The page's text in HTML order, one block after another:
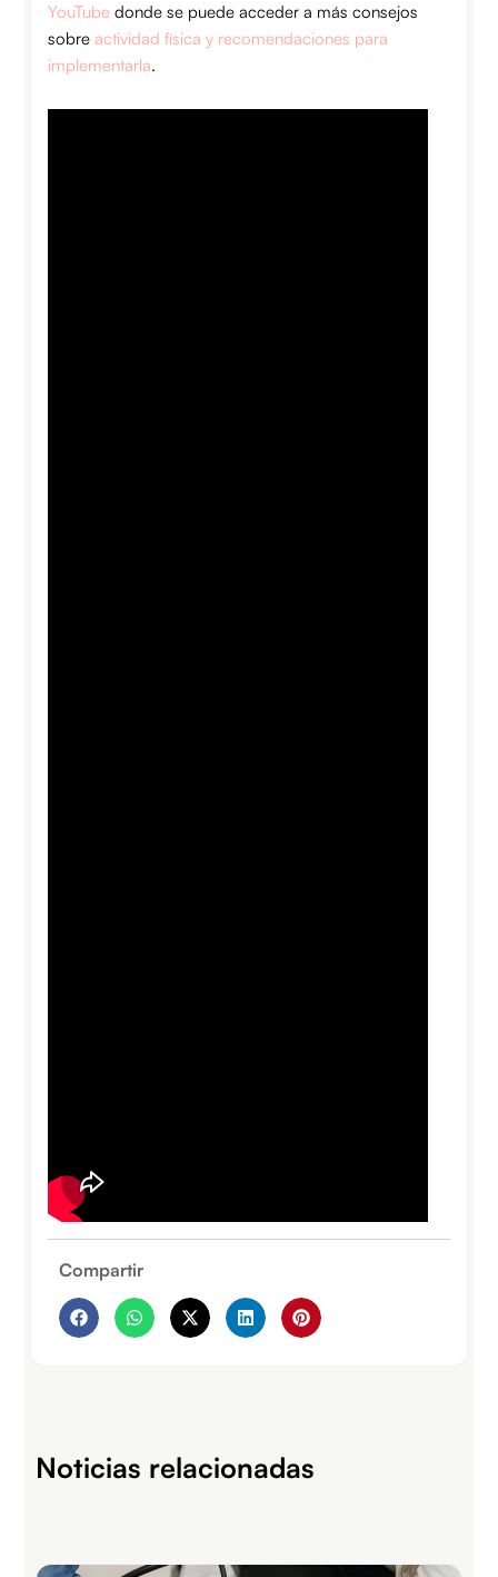
YouTubedonde se puede acceder a más consejos
sobre actividad física y recomendaciones para
implementarla.
Compartir
Noticias relacionadas